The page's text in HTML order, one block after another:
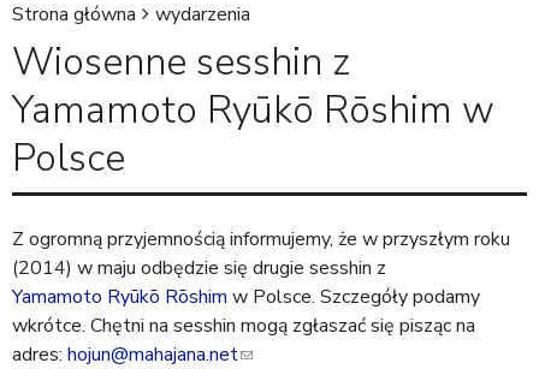
J
e
s
t
e
ś
t
u
t
Strona główna wydarzenia
Wiosenne sesshin z
Yamamoto Ryūkō Rōshim w
Polsce
Z ogromną przyjemnością informujemy, że w przyszłym roku
(2014) w maju odbędzie się drugie sesshin z
Yamamoto Ryūkō Rōshim w Polsce. Szczegóły podamy
wkrótce. Chętni na sesshin mogą zgłaszać się pisząc na
adres: hojun@mahajana.net(